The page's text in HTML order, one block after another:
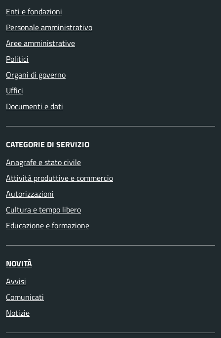
Enti e fondazioni
Personale amministrativo
Aree amministrative
Politici
Organi di governo
Uffici
Documenti e dati
CATEGORIE DI SERVIZIO
Anagrafe e stato civile
Attività produttive e commercio
Autorizzazioni
Cultura e tempo libero
Educazione e formazione
NOVITÀ
Avvisi
Comunicati
Notizie